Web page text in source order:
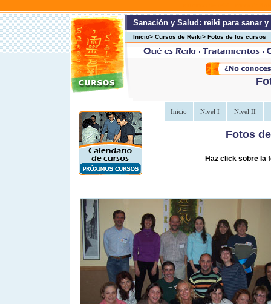
Sanación y Salud: reiki para sanar
Inicio> Cursos de Reiki> Fotos de los cursos
Inicio Nivel I Nivel II
Fotos
Haz click sobre la